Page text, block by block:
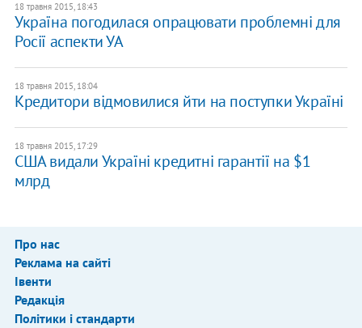
18 травня 2015, 18:43
Україна погодилася опрацювати проблемні для
Росії аспекти УА
18 травня 2015, 18:04
Кредитори відмовилися йти на поступки Україні
18 травня 2015, 17:29
США видали Україні кредитні гарантії на $1
млрд
Про нас
Реклама на сайті
Івенти
Редакція
Політики і стандарти